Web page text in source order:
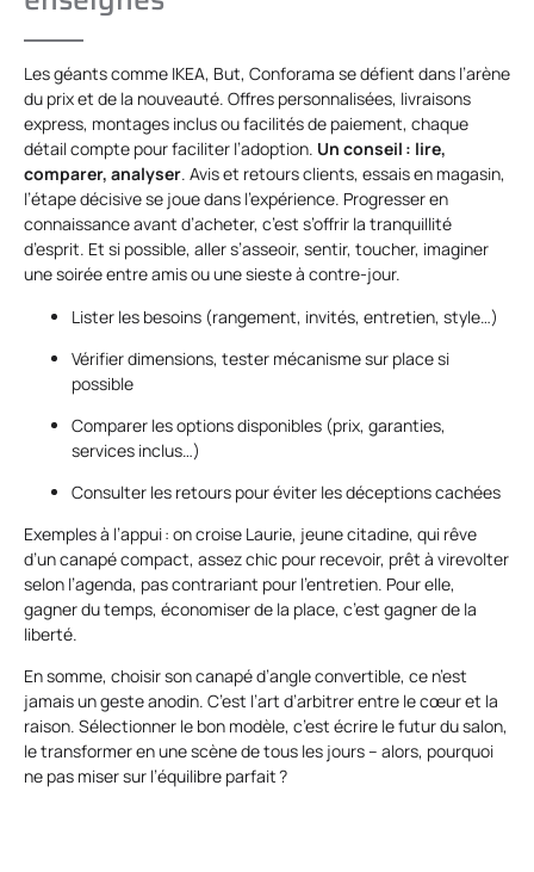
Les géants comme IKEA, But, Conforama se défient dans l’arène
du prix et de la nouveauté. Offres personnalisées, livraisons
express, montages inclus ou facilités de paiement, chaque
détail compte pour faciliter l’adoption. Un conseil : lire,
comparer, analyser. Avis et retours clients, essais en magasin,
l’étape décisive se joue dans l’expérience. Progresser en
connaissance avant d’acheter, c’est s’offrir la tranquillité
d’esprit. Et si possible, aller s’asseoir, sentir, toucher, imaginer
une soirée entre amis ou une sieste à contre-jour.
Lister les besoins (rangement, invités, entretien, style…)
Vérifier dimensions, tester mécanisme sur place si
possible
Comparer les options disponibles (prix, garanties,
services inclus…)
Consulter les retours pour éviter les déceptions cachées
Exemples à l’appui : on croise Laurie, jeune citadine, qui rêve
d’un canapé compact, assez chic pour recevoir, prêt à virevolter
selon l’agenda, pas contrariant pour l’entretien. Pour elle,
gagner du temps, économiser de la place, c’est gagner de la
liberté.
En somme, choisir son canapé d’angle convertible, ce n’est
jamais un geste anodin. C’est l’art d’arbitrer entre le cœur et la
raison. Sélectionner le bon modèle, c’est écrire le futur du salon,
le transformer en une scène de tous les jours – alors, pourquoi
ne pas miser sur l’équilibre parfait ?